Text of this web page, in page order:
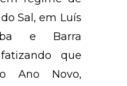
Sal, em Luís
e Barra
que
Ano Novo,